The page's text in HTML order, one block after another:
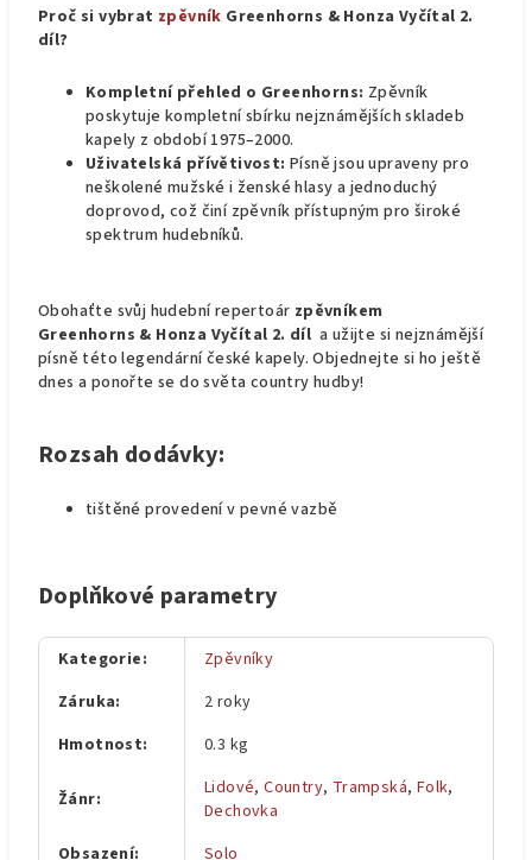
Proč si vybrat zpěvník Greenhorns & Honza Vyčítal 2.
díl?
Kompletní přehled o Greenhorns: Zpěvník
poskytuje kompletní sbírku nejznámějších skladeb
kapely z období 1975–2000.
Uživatelská přívětivost: Písně jsou upraveny pro
neškolené mužské i ženské hlasy a jednoduchý
doprovod, což činí zpěvník přístupným pro široké
spektrum hudebníků.
Obohaťte svůj hudební repertoár zpěvníkem
Greenhorns & Honza Vyčítal 2. díl a užijte si nejznámější
písně této legendární české kapely. Objednejte si ho ještě
dnes a ponořte se do světa country hudby!
Rozsah dodávky:
tištěné provedení v pevné vazbě
Doplňkové parametry
Kategorie:
Zpěvníky
Záruka:
2 roky
Hmotnost: 0.3 kg
Žánr: Lidové,Country, Trampská, Folk,
Dechovka
Obsazení: Solo